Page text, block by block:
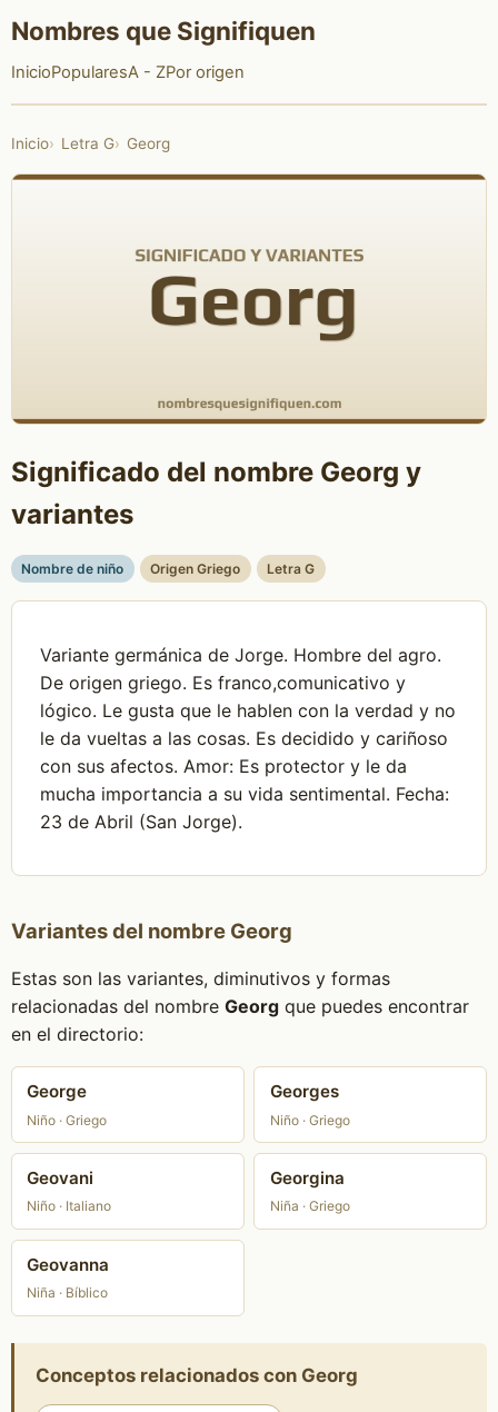
Nombres que Signifiquen
InicioPopularesA - ZPor origen
Inicio Letra G Georg
Significado del nombre Georg y
variantes
Nombre de niño Origen Griego Letra G
Variante germánica de Jorge. Hombre del agro.
De origen griego. Es franco,comunicativo y
lógico. Le gusta que le hablen con la verdad y no
le da vueltas a las cosas. Es decidido y cariñoso
con sus afectos. Amor: Es protector y le da
mucha importancia a su vida sentimental. Fecha:
23 de Abril (San Jorge).
Variantes del nombre Georg
Estas son las variantes, diminutivos y formas
relacionadas del nombre Georgque puedes encontrar
en el directorio:
George
Niño · Griego
Georges
Niño · Griego
Geovani
Niño · Italiano
Georgina
Niña · Griego
Geovanna
Niña · Bíblico
Conceptos relacionados con Georg